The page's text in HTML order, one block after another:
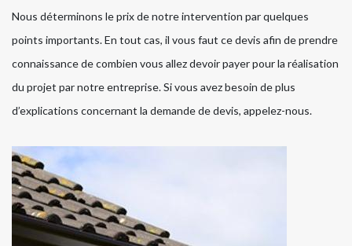
Nous déterminons le prix de notre intervention par quelques
points importants. En tout cas, il vous faut ce devis afin de prendre
connaissance de combien vous allez devoir payer pour la réalisation
du projet par notre entreprise. Si vous avez besoin de plus
d’explications concernant la demande de devis, appelez-nous.